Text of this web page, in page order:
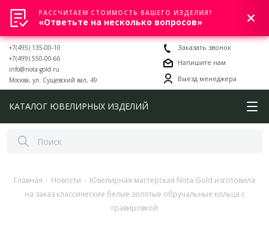
0
+7(495) 135-00-10
+7(499) 550-00-66
info@nota-gold.ru
Москва, ул. Сущевский вал, 49
Заказать звонок
Напишите нам
Выезд менеджера
КАТАЛОГ ЮВЕЛИРНЫХ ИЗДЕЛИЙ
Главная - Новости - Ювелирная мастерская Nota-Gold изготовила
на заказ классические белые золотые обручальные кольца с
гравировкой
РАССЧИТАЕМ СТОИМОСТЬ ВАШЕГО ИЗДЕЛИЯ?
«Ответьте на несколько вопросов»